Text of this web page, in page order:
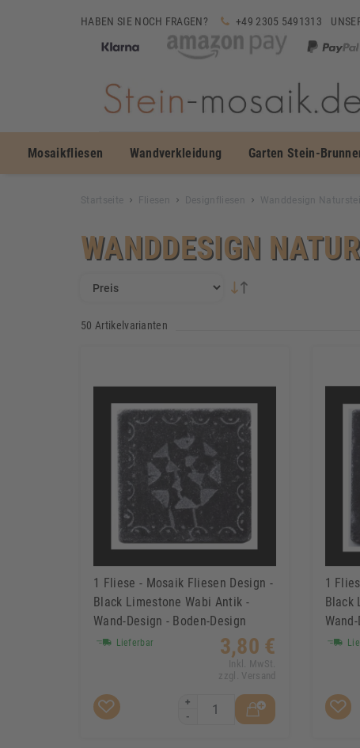
HABEN SIE NOCH FRAGEN? +49 2305 5491313
Mosaikfliesen Wandverkleidung Garten Stein-
Startseite Fliesen Designfliesen Wanddesign
WANDDESIGN
50 Artikelvarianten
1 Fliese - Mosaik Fliesen Design -
Black Limestone Wabi Antik -
Wand-Design - Boden-Design
Lieferbar 3,80 €
Inkl. MwSt.
zzgl. Versand
+
-
1
Black